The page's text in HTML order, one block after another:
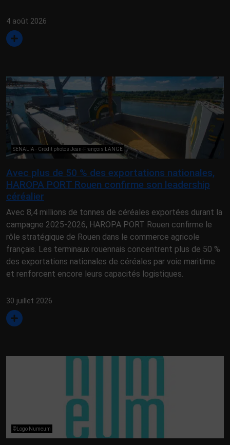
4 août 2026
SENALIA - Crédit photos Jean-François LANGE
Avec plus de 50 % des exportations nationales,
HAROPA PORT Rouen confirme son leadership
céréalier
Avec 8,4 millions de tonnes de céréales exportées durant la
campagne 2025-2026, HAROPA PORT Rouen confirme le
rôle stratégique de Rouen dans le commerce agricole
français. Les terminaux rouennais concentrent plus de 50 %
des exportations nationales de céréales par voie maritime
et renforcent encore leurs capacités logistiques.
30 juillet 2026
©Logo Numeum